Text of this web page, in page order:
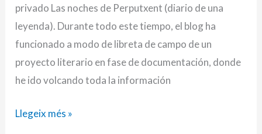
privado Las noches de Perputxent (diario de una
leyenda). Durante todo este tiempo, el blog ha
funcionado a modo de libreta de campo de un
proyecto literario en fase de documentación, donde
he ido volcando toda la información
Llegeix més »